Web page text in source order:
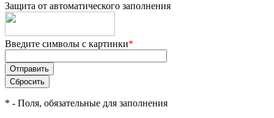
Защита от автоматического заполнения
Введите символы с картинки*
* - Поля, обязательные для заполнения